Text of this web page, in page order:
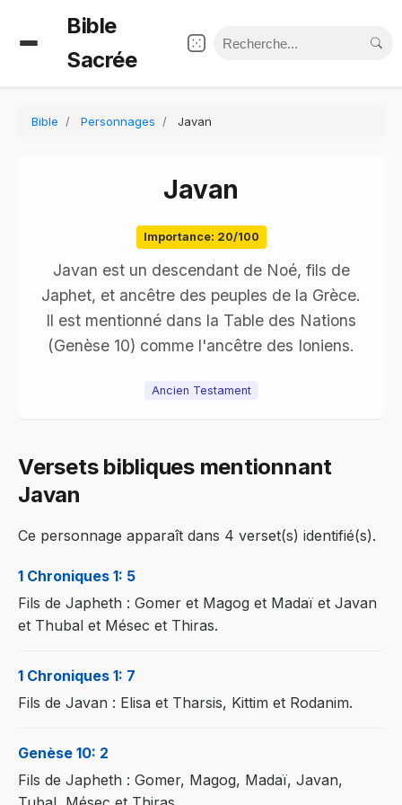
Bible
Sacrée
Bible Personnages Javan
Javan
Importance: 20/100
Javan est un descendant de Noé, fils de
Japhet, et ancêtre des peuples de la Grèce.
Il est mentionné dans la Table des Nations
(Genèse 10) comme l'ancêtre des Ioniens.
Ancien Testament
Versets bibliques mentionnant
Javan
Ce personnage apparaît dans 4 verset(s) identifié(s).
1 Chroniques 1: 5
Fils de Japheth : Gomer et Magog et Madaï et Javan
et Thubal et Mésec et Thiras.
1 Chroniques 1: 7
Fils de Javan : Elisa et Tharsis, Kittim et Rodanim.
Genèse 10: 2
Fils de Japheth : Gomer, Magog, Madaï, Javan,